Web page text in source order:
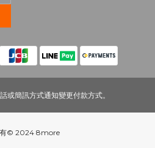
或簡訊方式通知變更付款方式。
有© 2024 8more